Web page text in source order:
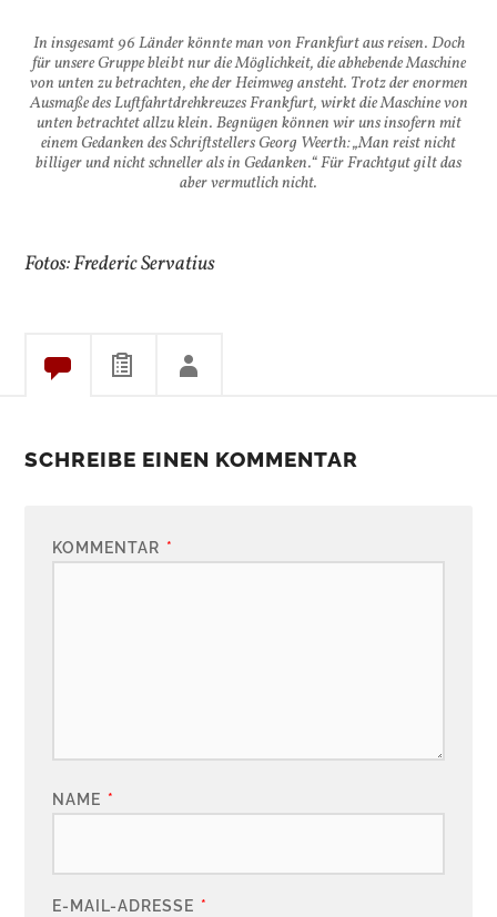
In insgesamt 96 Länder könnte man von Frankfurt aus reisen. Doch
für unsere Gruppe bleibt nur die Möglichkeit, die abhebende Maschine
von unten zu betrachten, ehe der Heimweg ansteht. Trotz der enormen
Ausmaße des Luftfahrtdrehkreuzes Frankfurt, wirkt die Maschine von
unten betrachtet allzu klein. Begnügen können wir uns insofern mit
einem Gedanken des Schriftstellers Georg Weerth: „Man reist nicht
billiger und nicht schneller als in Gedanken.“ Für Frachtgut gilt das
aber vermutlich nicht.
Fotos: Frederic Servatius
SCHREIBE EINEN KOMMENTAR
KOMMENTAR *
NAME *
E-MAIL-ADRESSE *